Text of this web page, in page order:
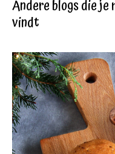
Andere blogs die je
vindt